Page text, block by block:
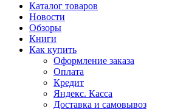
Каталог товаров
Новости
Обзоры
Книги
Как купить
Оформление заказа
Оплата
Кредит
Яндекс. Касса
Доставка и самовывоз